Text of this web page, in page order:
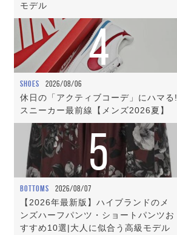
モデル
4
SHOES 2026/08/06
休日の「アクティブコーデ」にハマる!
スニーカー最前線【メンズ2026夏】
5
BOTTOMS 2026/08/07
【2026年最新版】ハイブランドのメ
ンズハーフパンツ・ショートパンツお
すすめ10選|大人に似合う高級モデル